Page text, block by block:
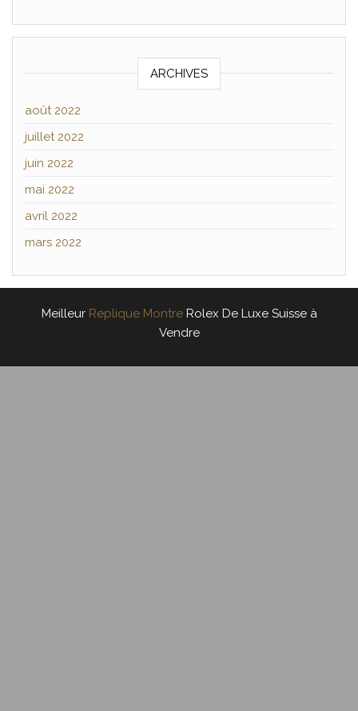
ARCHIVES
août 2022
juillet 2022
juin 2022
mai 2022
avril 2022
mars 2022
Meilleur Replique MontreRolex De Luxe Suisse à
Vendre